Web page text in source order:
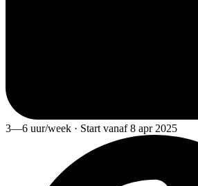
3—6 uur/week · Start vanaf 8 apr 2025